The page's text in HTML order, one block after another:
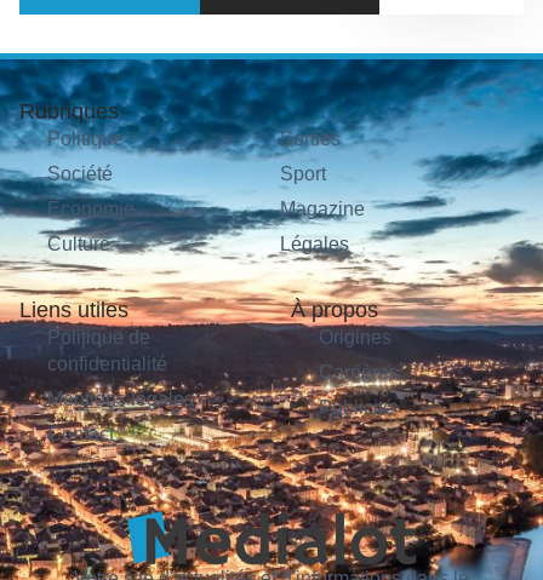
Rubriques
Politique
Société
Économie
Culture
Sorties
Sport
Magazine
Légales
Liens utiles
Politique de
confidentialité
Mentions légales
Contact
À propos
Origines
Carrières
Publicité